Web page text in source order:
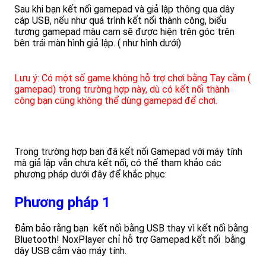
Sau khi bạn kết nối gamepad và giả lập thông qua dây
cáp USB, nếu như quá trình kết nối thành công, biểu
tượng gamepad màu cam sẽ được hiện trên góc trên
bên trái màn hình giả lập. ( như hình dưới)
Lưu ý: Có một số game không hỗ trợ chơi bằng Tay cầm (
gamepad) trong trường hợp này, dù có kết nối thành
công bạn cũng không thể dùng gamepad để chơi.
Trong trường hợp bạn đã kết nối Gamepad với máy tính
mà giả lập vẫn chưa kết nối, có thể tham khảo các
phương pháp dưới đây để khắc phục:
Phương pháp 1
Đảm bảo rằng bạn kết nối bằng USB thay vì kết nối bằng
Bluetooth! NoxPlayer chỉ hỗ trợ Gamepad kết nối bằng
dây USB cắm vào máy tính.